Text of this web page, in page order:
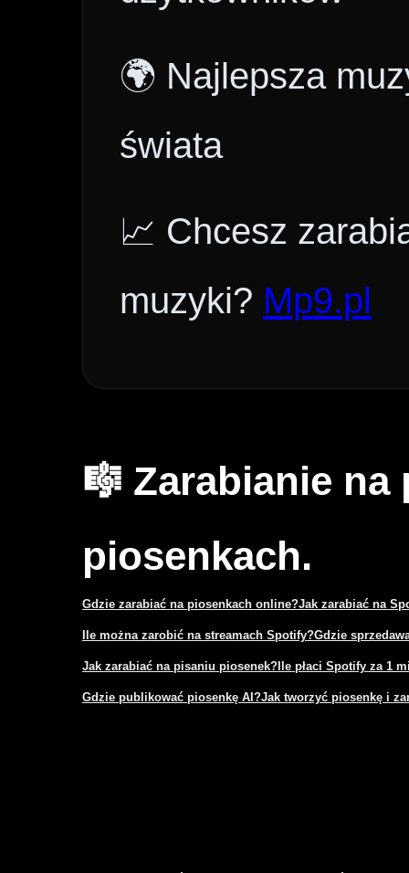
🌍 Najlepsza
świata
📈 Chcesz
muzyki? Mp9.pl
🎼 Zarabianie
piosenkach.
Gdzie zarabiać na piosenkach online?Jak zarabiać na
Ile można zarobić na streamach Spotify?Gdzie
Jak zarabiać na pisaniu piosenek? Ile płaci Spotify za 1
Gdzie publikować piosenkę AI?Jak tworzyć piosenkę i